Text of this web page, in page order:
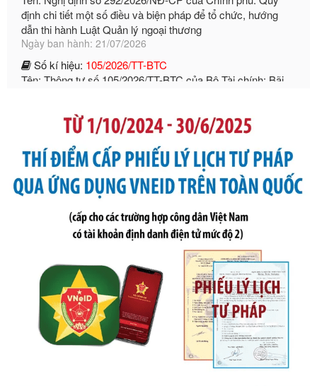
Số kí hiệu:105/2026/TT-BTC
Tên: Thông tư số 105/2026/TT-BTC của Bộ Tài chính: Bãi
bỏ Thông tư số 87/2019/TT- BТC ngày 19 tháng 12 năm
2019 của Bộ trưởng Bộ Tài chính hướng dẫn thực hiện xử
phạt vi phạm hành chính trong lĩnh vực kho bạc nhà nước
Ngày ban hành: 21/07/2026
Tên: Nghị định số 291/2026/NĐ-CP của Chính phủ: Sửa
đổi, bổ sung một số điều của Nghị định số 125/2020/NĐ-СР
ngày 19 tháng 10 năm 2020 của Chính phủ quy định xử
phạt vi phạm hành chính về thuế, hóa đơn được sửa đổi, bổ
sung bởi Nghị định số 102/2021/NĐ-CP
Ngày ban hành: 20/07/2026
Số kí hiệu:2303/QĐ-UBND
Tên: Quyết định công bố Danh mục thủ tục hành chính mới
ban hành, được sửa đổi, bổ sung, bị bãi bỏ và phê duyệt
Quy trình nội bộ, quy trình điện tử giải quyết thủ tục hành
chính trong một số lĩnh vực thuộc phạm vi chức năng quản
lý của Sở Văn hóa, Thể tha
Ngày ban hành: 01/06/2026
Số kí hiệu:2304/QĐ-UBND
Tên: Quyết định công bố Danh mục thủ tục hành chính
được sửa đổi, bổ sung và phê duyệt Quy trình nội bộ, quy
trình điện tử giải quyết thủ tục hành chính trong lĩnh vực Du